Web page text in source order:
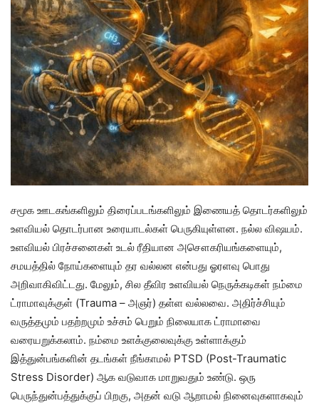
சமூக ஊடகங்களிலும் திரைப்படங்களிலும் இணையத் தொடர்களிலும்
உளவியல் தொடர்பான உரையாடல்கள் பெருகியுள்ளன. நல்ல விஷயம்.
உளவியல் பிரச்சனைகள் உடல் ரீதியான அசௌகரியங்களையும்,
சமயத்தில் நோய்களையும் தர வல்லன என்பது ஓரளவு பொது
அறிவாகிவிட்டது. மேலும், சில தீவிர உளவியல் நெருக்கடிகள் நம்மை
ட்ராமாவுக்குள் (Trauma – அஞர்) தள்ள வல்லவை. அதிர்ச்சியும்
வருத்தமும் பதற்றமும் உச்சம் பெறும் நிலையாக ட்ராமாவை
வரையறுக்கலாம். நம்மை உளக்குலைவுக்கு உள்ளாக்கும்
இத்துன்பங்களின் தடங்கள் நீங்காமல் PTSD (Post-Traumatic
Stress Disorder) ஆக வடுவாக மாறுவதும் உண்டு. ஒரு
பெருந்துன்பத்துக்குப் பிறகு, அதன் வடு ஆறாமல் நினைவுகளாகவும்